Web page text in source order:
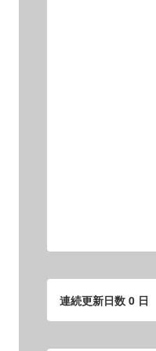
連続更新日数 0 日